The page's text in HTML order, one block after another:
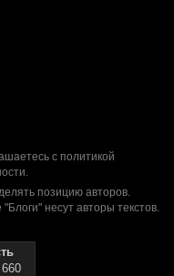
с политикой
.
позицию авторов.
несут авторы текстов.